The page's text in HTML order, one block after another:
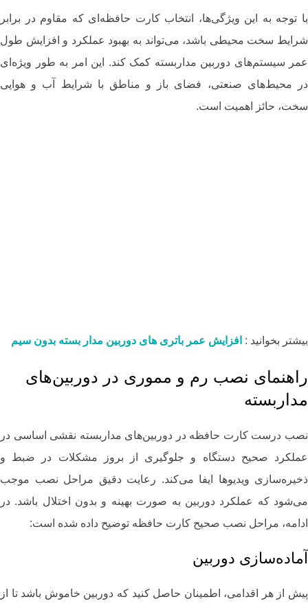
با توجه به این ویژگی‌ها، انتخاب کارت حافظه‌ای که مقاوم در برابر
شرایط سخت محیطی باشد، می‌تواند به بهبود عملکرد و افزایش طول
عمر سیستم‌های دوربین مداربسته کمک کند. این امر به‌ طور ویژه‌ای
در محیط‌های صنعتی، فضای باز و مناطق با شرایط آب و هوایی
سخت، حائز اهمیت است.
بیشتر بخوانید : افزایش عمر باتری های دوربین مدار بسته بدون سیم
راهنمای نصب رم و مموری در دوربین‌های
مداربسته
نصب درست کارت حافظه در دوربین‌های مداربسته نقشی اساسی در
عملکرد صحیح دستگاه و جلوگیری از بروز مشکلات در ضبط و
ذخیره‌سازی ویدیوها ایفا می‌کند. رعایت دقیق مراحل نصب موجب
می‌شود که عملکرد دوربین به صورت بهینه و بدون اختلال باشد. در
ادامه، مراحل نصب صحیح کارت حافظه توضیح داده شده است:
آماده‌سازی دوربین
پیش از هر اقدامی، اطمینان حاصل کنید که دوربین خاموش باشد تا از